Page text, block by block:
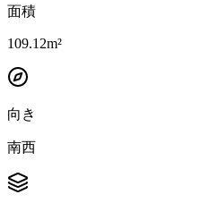
面積
109.12m²
向き
南西